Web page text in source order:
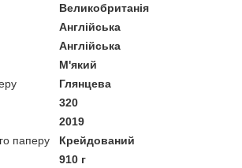
Великобританія
Англійська
Англійська
М'який
Глянцева
320
2019
паперу
Крейдований
910 г